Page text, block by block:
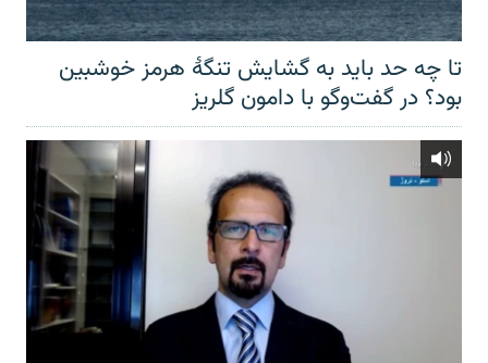
تا چه حد باید به گشایش تنگهٔ هرمز خوشبین
بود؟ در گفت‌وگو با دامون گلریز